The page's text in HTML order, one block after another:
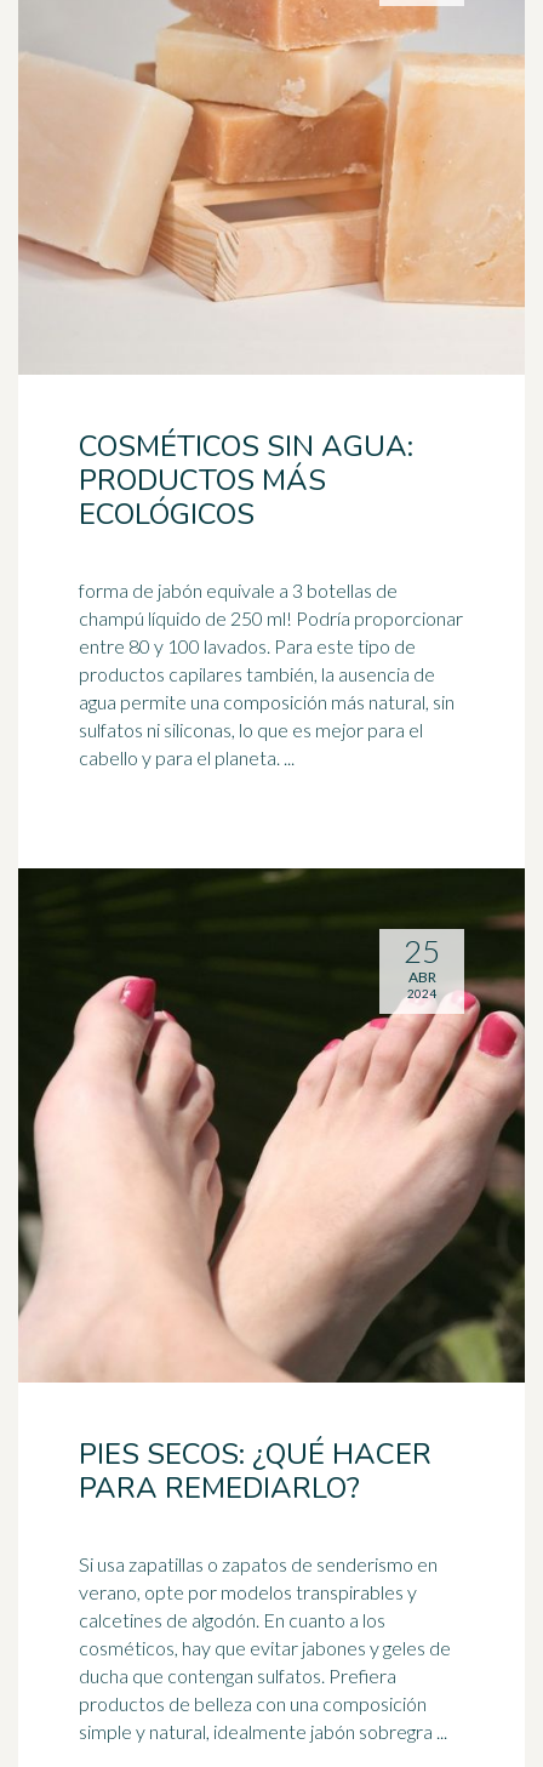
COSMÉTICOS SIN AGUA:
PRODUCTOS MÁS
ECOLÓGICOS
forma de jabón equivale a 3 botellas de
champú líquido de 250 ml! Podría proporcionar
entre 80 y 100 lavados. Para este tipo de
productos capilares también, la ausencia de
agua permite una composición más natural, sin
sulfatos ni siliconas, lo que es mejor para el
cabello y para el planeta. ...
PIES SECOS: ¿QUÉ HACER
PARA REMEDIARLO?
Si usa zapatillas o zapatos de senderismo en
verano, opte por modelos transpirables y
calcetines de algodón. En cuanto a los
cosméticos, hay que evitar jabones y geles de
ducha que contengan sulfatos. Prefiera
productos de belleza con una composición
simple y natural, idealmente jabón sobregra ...
25
ABR
2024